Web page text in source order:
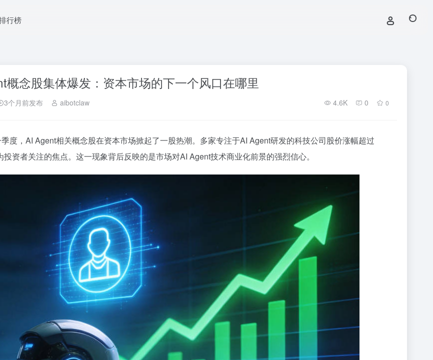
行榜
概念股集体爆发：资本市场的下一个风口在哪里
3个月前发布 aibotclaw 4.6K 0 0
度，AI Agent相关概念股在资本市场掀起了一股热潮。多家专注于AI Agent研发的科技公司股价涨幅超过
投资者关注的焦点。这一现象背后反映的是市场对AI Agent技术商业化前景的强烈信心。